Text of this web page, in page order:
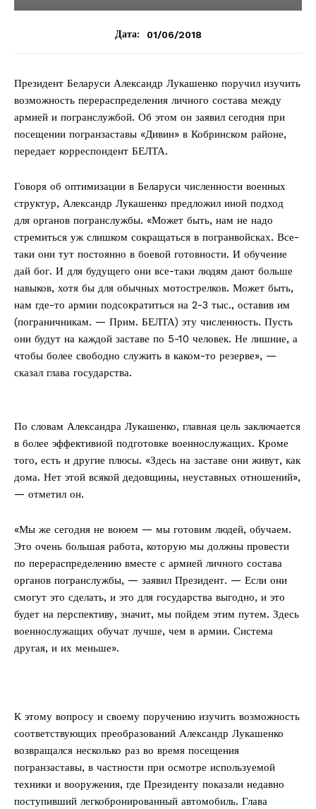
Дата: 01/06/2018
Президент Беларуси Александр Лукашенко поручил изучить
возможность перераспределения личного состава между
армией и погранслужбой. Об этом он заявил сегодня при
посещении погранзаставы «Дивин» в Кобринском районе,
передает корреспондент БЕЛТА.
Говоря об оптимизации в Беларуси численности военных
структур, Александр Лукашенко предложил иной подход
для органов погранслужбы. «Может быть, нам не надо
стремиться уж слишком сокращаться в погранвойсках. Все-
таки они тут постоянно в боевой готовности. И обучение
дай бог. И для будущего они все-таки людям дают больше
навыков, хотя бы для обычных мотострелков. Может быть,
нам где-то армии подсократиться на 2-3 тыс., оставив им
(пограничникам. — Прим. БЕЛТА) эту численность. Пусть
они будут на каждой заставе по 5-10 человек. Не лишние, а
чтобы более свободно служить в каком-то резерве», —
сказал глава государства.
По словам Александра Лукашенко, главная цель заключается
в более эффективной подготовке военнослужащих. Кроме
того, есть и другие плюсы. «Здесь на заставе они живут, как
дома. Нет этой всякой дедовщины, неуставных отношений»,
— отметил он.
«Мы же сегодня не воюем — мы готовим людей, обучаем.
Это очень большая работа, которую мы должны провести
по перераспределению вместе с армией личного состава
органов погранслужбы, — заявил Президент. — Если они
смогут это сделать, и это для государства выгодно, и это
будет на перспективу, значит, мы пойдем этим путем. Здесь
военнослужащих обучат лучше, чем в армии. Система
другая, и их меньше».
К этому вопросу и своему поручению изучить возможность
соответствующих преобразований Александр Лукашенко
возвращался несколько раз во время посещения
погранзаставы, в частности при осмотре используемой
техники и вооружения, где Президенту показали недавно
поступивший легкобронированный автомобиль. Глава